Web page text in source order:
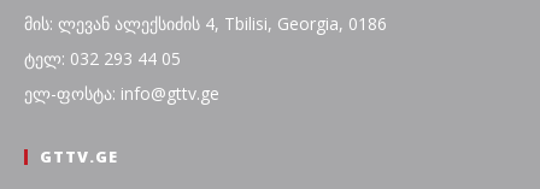
მის: ლევან ალექსიძის 4, Tbilisi, Georgia, 0186
ტელ: 032 293 44 05
ელ-ფოსტა: info@gttv.ge
GTTV.GE